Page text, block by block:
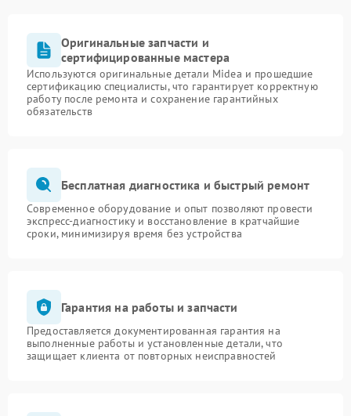
Оригинальные запчасти и
сертифицированные мастера
Используются оригинальные детали Midea и прошедшие
сертификацию специалисты, что гарантирует корректную
работу после ремонта и сохранение гарантийных
обязательств
Бесплатная диагностика и быстрый ремонт
Современное оборудование и опыт позволяют провести
экспресс-диагностику и восстановление в кратчайшие
сроки, минимизируя время без устройства
Гарантия на работы и запчасти
Предоставляется документированная гарантия на
выполненные работы и установленные детали, что
защищает клиента от повторных неисправностей